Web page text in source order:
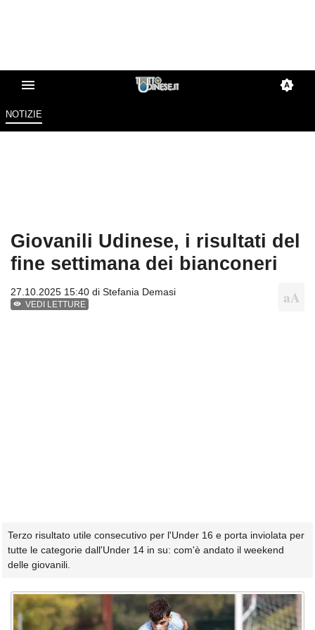
NOTIZIE
Giovanili Udinese, i risultati del
fine settimana dei bianconeri
27.10.2025 15:40 di Stefania Demasi
VEDI LETTURE
Terzo risultato utile consecutivo per l'Under 16 e porta inviolata per
tutte le categorie dall'Under 14 in su: com'è andato il weekend
delle giovanili.